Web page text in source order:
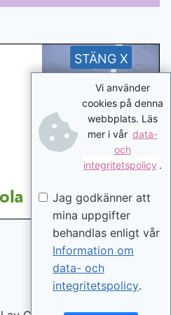
Vi använder
cookies på denna
webbplats. Läs
mer i vår data-
och
integritetspolicy .
Jag godkänner att
mina uppgifter
behandlas enligt vår
Information om
data- och
integritetspolicy.
STÄNG X